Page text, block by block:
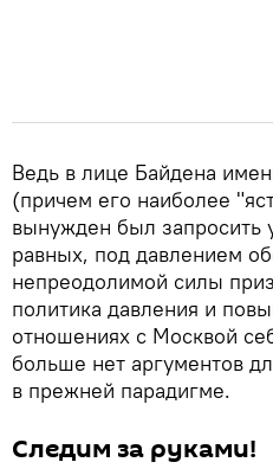
Ведь в лице Байдена
(причем его наиболее
вынужден был запросить
равных, под давлением
непреодолимой силы
политика давления и
отношениях с Москвой
больше нет аргументов
в прежней парадигме.
Следим за руками!